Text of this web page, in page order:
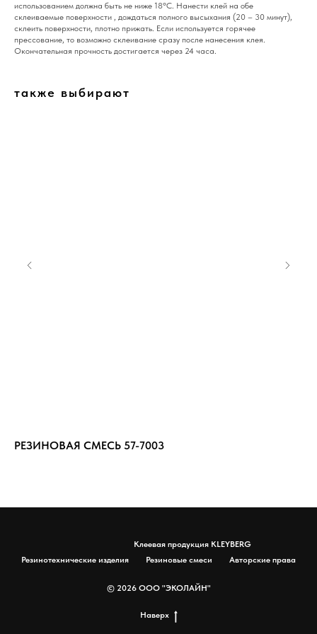
использованием должна быть не ниже 18°С. Нанести клей на обе
склеиваемые поверхности , дождаться полного высыхания (20 – 30 минут),
склеить поверхности, плотно прижать. Если используется горячее
прессование, то возможно склеивание сразу после нанесения клея.
Окончательная прочность достигается через 24 часа.
также выбирают
РЕЗИНОВАЯ СМЕСЬ 57-7003
Клеевая продукция KLEYBERG
Резинотехнические изделия
Резиновые смеси Авторские права
© 2026 ООО "ЭКОЛАЙН"
Наверх